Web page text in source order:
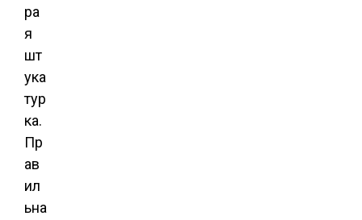
ра
я
шт
ука
тур
ка.
Пр
ав
ил
ьна